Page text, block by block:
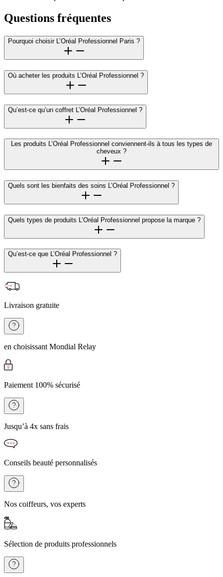
Questions fréquentes
Pourquoi choisir L’Oréal Professionnel Paris ?
Où acheter les produits L’Oréal Professionnel ?
Qu’est-ce qu’un coffret L’Oréal Professionnel ?
Les produits L’Oréal Professionnel conviennent-ils à tous les types de
cheveux ?
Quels sont les bienfaits des soins L’Oréal Professionnel ?
Quels types de produits L’Oréal Professionnel propose la marque ?
Qu’est-ce que L’Oréal Professionnel ?
Livraison gratuite
en choisissant Mondial Relay
Paiement 100% sécurisé
Jusqu’à 4x sans frais
Conseils beauté personnalisés
Nos coiffeurs, vos experts
Sélection de produits professionnels